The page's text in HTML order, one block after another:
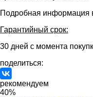
Подробная информация
Гарантийный срок:
30 дней с момента
поделиться:
рекомендуем
40%